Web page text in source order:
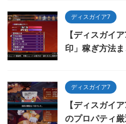
ディスガイア7
【ディスガイ
印」稼ぎ方法
ディスガイア7
【ディスガイ
のプロパティ